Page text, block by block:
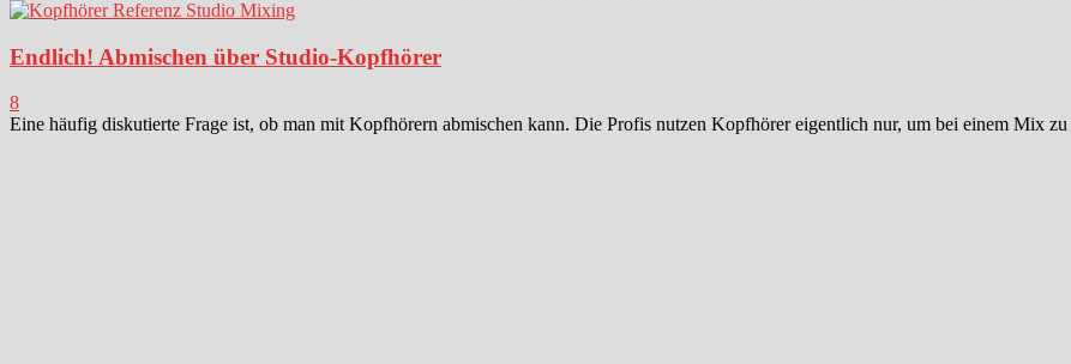
Endlich! Abmischen über Studio-Kopfhörer
8
Eine häufig diskutierte Frage ist, ob man mit Kopfhörern abmischen kann. Die Profis nutzen Kopfhörer eigentlich nur, um bei einem Mix